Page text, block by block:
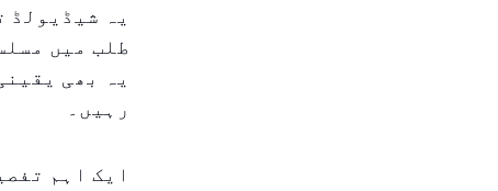
یہ شیڈیولڈ
طلب میں
یہ بھی
رہیں۔
ایک اہم